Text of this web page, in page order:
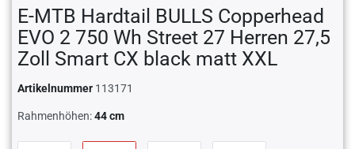
E-MTB Hardtail BULLS Copperhead
EVO 2 750 Wh Street 27 Herren 27,5
Zoll Smart CX black matt XXL
Artikelnummer 113171
Rahmenhöhen:44 cm